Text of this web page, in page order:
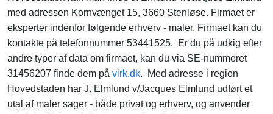
med adressen Kornvænget 15, 3660 Stenløse. Firmaet er
eksperter indenfor følgende erhverv - maler. Firmaet kan du
kontakte på telefonnummer 53441525. Er du på udkig efter
andre typer af data om firmaet, kan du via SE-nummeret
31456207 finde dem på virk.dk. Med adresse i region
Hovedstaden har J. Elmlund v/Jacques Elmlund udført et
utal af maler sager - både privat og erhverv, og anvender